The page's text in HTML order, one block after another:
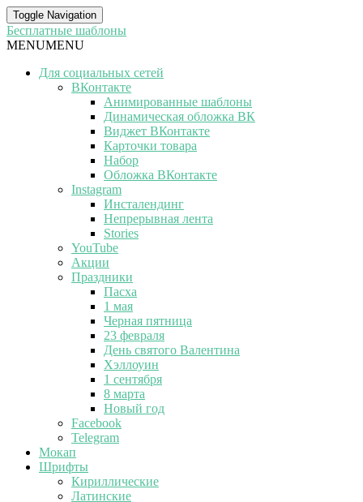
Toggle Navigation
Бесплатные шаблоны
MENUMENU
Для социальных сетей
ВКонтакте
Анимированные шаблоны
Динамическая обложка ВК
Виджет ВКонтакте
Карточки товара
Набор
Обложка ВКонтакте
Instagram
Инсталендинг
Непрерывная лента
Stories
YouTube
Акции
Праздники
Пасха
1 мая
Черная пятница
23 февраля
День святого Валентина
Хэллоуин
1 сентября
8 марта
Новый год
Facebook
Telegram
Мокап
Шрифты
Кириллические
Латинские